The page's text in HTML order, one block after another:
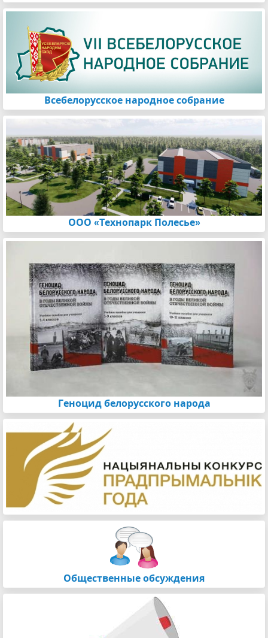
Всебелорусское народное собрание
ООО «Технопарк Полесье»
Геноцид белорусского народа
Общественные обсуждения